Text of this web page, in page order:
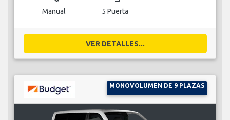
Manual 5 Puerta
VER DETALLES...
MONOVOLUMEN DE 9 PLAZAS